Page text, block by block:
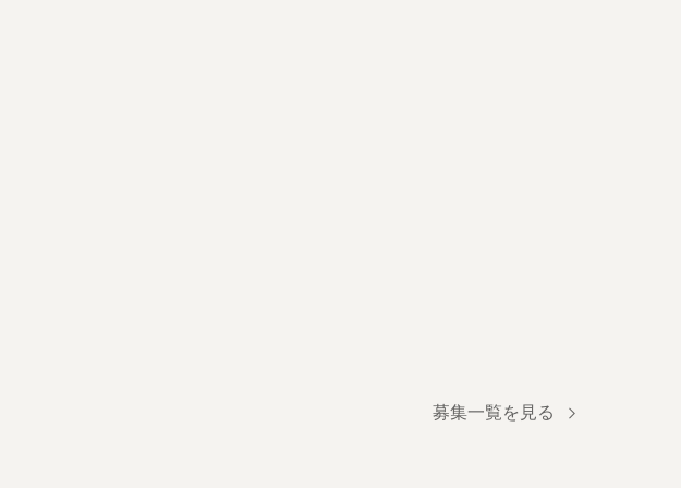
募集一覧を見る